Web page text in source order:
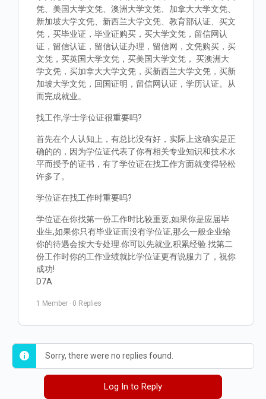
凭、美国大学文凭、澳洲大学文凭、加拿大大学文凭、
新加坡大学文凭、新西兰大学文凭、教育部认证、买文
凭，买毕业证，毕业证购买，买大学文凭，留信网认
证，留信认证，留信认证办理，留信网，文凭购买，买
文凭，买英国大学文凭，买美国大学文凭， 买澳洲大
学文凭，买加拿大大学文凭，买新西兰大学文凭，买新
加坡大学文凭，回国证明，留信网认证，学历认证。从
而完成就业。
找工作,学士学位证很重要吗?
首先在个人认知上，有总比没有好，实际上这确实是正
确的的，因为学位证代表了你有相关专业知识和技术水
平而授予的证书，有了学位证在找工作方面就变得轻松
许多了。
学位证在找工作时重要吗?
学位证在你找第一份工作时比较重要,如果你是应届毕
业生,如果你只有毕业证而没有学位证,那么一般企业给
你的待遇会按大专处理.你可以先就业,积累经验.找第二
份工作时你的工作业绩就比学位证更有说服力了，祝你
成功!
D7A
1 Member · 0 Replies
Sorry, there were no replies found.
Log In to Reply